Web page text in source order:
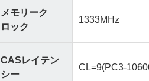
メモリーク
ロック
1333MHz
CASレイテン
シー
CL=9(PC3-